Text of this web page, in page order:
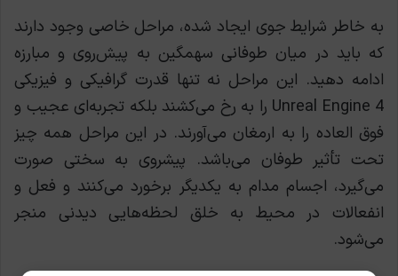
به خاطر شرایط جوی ایجاد شده، مراحل خاصی وجود دارند
که باید در میان طوفانی سهمگین به پیش‌روی و مبارزه
ادامه دهید. این مراحل نه تنها قدرت گرافیکی و فیزیکی
Unreal Engine 4 را به رخ می‌کشند بلکه تجربه‌ای عجیب و
فوق العاده را به ارمغان می‌آورند. در این مراحل همه چیز
تحت تأثیر طوفان می‌باشد. پیشروی به سختی صورت
می‌گیرد، اجسام مدام به یکدیگر برخورد می‌کنند و فعل و
انفعالات در محیط به خلق لحظه‌هایی دیدنی منجر
می‌شود.